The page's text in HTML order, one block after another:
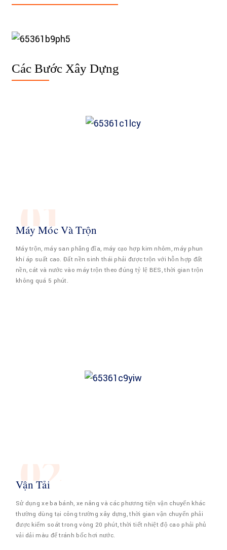
Các Bước Xây Dựng
01
Máy Móc Và Trộn
Máy trộn, máy san phẳng đĩa, máy cạo hợp kim nhôm, máy phun
khí áp suất cao. Đất nền sinh thái phải được trộn với hỗn hợp đất
nền, cát và nước vào máy trộn theo đúng tỷ lệ BES, thời gian trộn
không quá 5 phút.
02
Vận Tải
Sử dụng xe ba bánh, xe nâng và các phương tiện vận chuyển khác
thường dùng tại công trường xây dựng, thời gian vận chuyển phải
được kiểm soát trong vòng 20 phút, thời tiết nhiệt độ cao phải phủ
vải dải màu để tránh bốc hơi nước.